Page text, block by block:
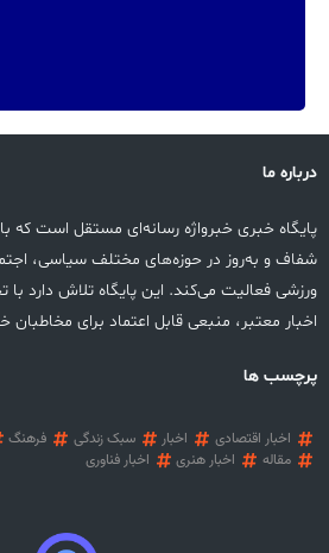
درباره ما
پایگاه خبری خبرواژه رسانه‌ای مستقل است که
شفاف و به‌روز در حوزه‌های مختلف سیاسی،
ورزشی فعالیت می‌کند. این پایگاه تلاش دارد با
اخبار معتبر، منبعی قابل اعتماد برای مخاطبان
پرچسب ها
اخبار اقتصادی اخبار سبک زندگی فرهنگ
مقاله
اخبار هنری اخبار فناوری